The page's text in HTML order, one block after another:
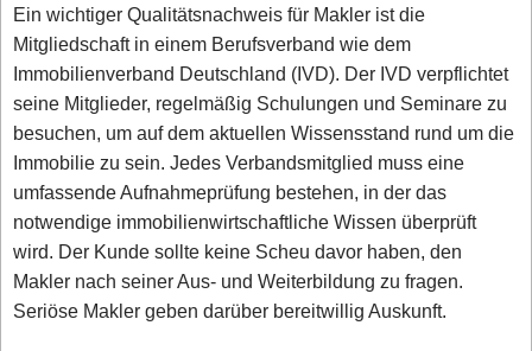
Ein wichtiger Qualitätsnachweis für Makler ist die
Mitgliedschaft in einem Berufsverband wie dem
Immobilienverband Deutschland (IVD). Der IVD verpflichtet
seine Mitglieder, regelmäßig Schulungen und Seminare zu
besuchen, um auf dem aktuellen Wissensstand rund um die
Immobilie zu sein. Jedes Verbandsmitglied muss eine
umfassende Aufnahmeprüfung bestehen, in der das
notwendige immobilienwirtschaftliche Wissen überprüft
wird. Der Kunde sollte keine Scheu davor haben, den
Makler nach seiner Aus- und Weiterbildung zu fragen.
Seriöse Makler geben darüber bereitwillig Auskunft.